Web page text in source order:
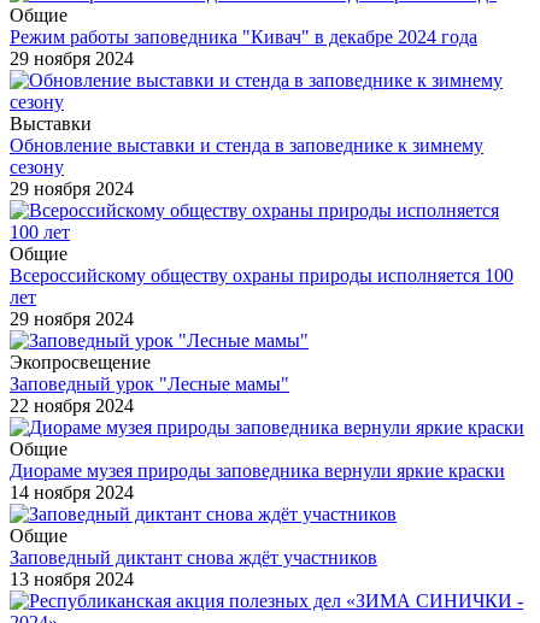
Общие
Режим работы заповедника "Кивач" в декабре 2024 года
29 ноября 2024
Выставки
Обновление выставки и стенда в заповеднике к зимнему
сезону
29 ноября 2024
Общие
Всероссийскому обществу охраны природы исполняется 100
лет
29 ноября 2024
Экопросвещение
Заповедный урок "Лесные мамы"
22 ноября 2024
Общие
Диораме музея природы заповедника вернули яркие краски
14 ноября 2024
Общие
Заповедный диктант снова ждёт участников
13 ноября 2024